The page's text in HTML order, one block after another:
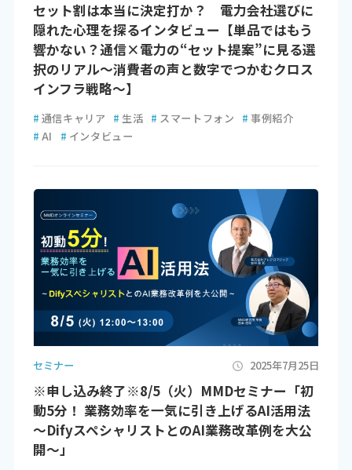
セット割は本当に決定打か？ 電力会社選びに
隠れた心理を探るインタビュー【単品ではもう
響かない？通信×電力の“セット提案”に見る選
択のリアル～消費者の声と数字でつかむクロス
インフラ戦略～】
# 通信キャリア # 生活 # スマートフォン # 事例紹介
# AI # インタビュー
セミナー 2025年7月25日
※申し込み終了※8/5（火）MMDセミナー「初
動5分！ 業務効率を一気に引き上げるAI活用法
～DifyスペシャリストとのAI業務改革例を大公
開～」